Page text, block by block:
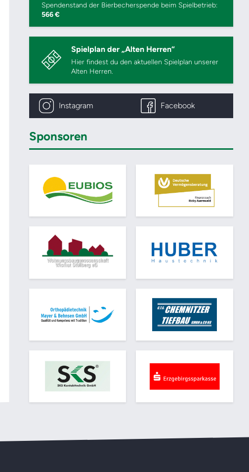
Spendenstand der Bierbecherspende beim Spielbetrieb:
566 €
Spielplan der „Alten Herren“
Hier findest du den aktuellen Spielplan unserer
Alten Herren.
Instagram Facebook
Sponsoren